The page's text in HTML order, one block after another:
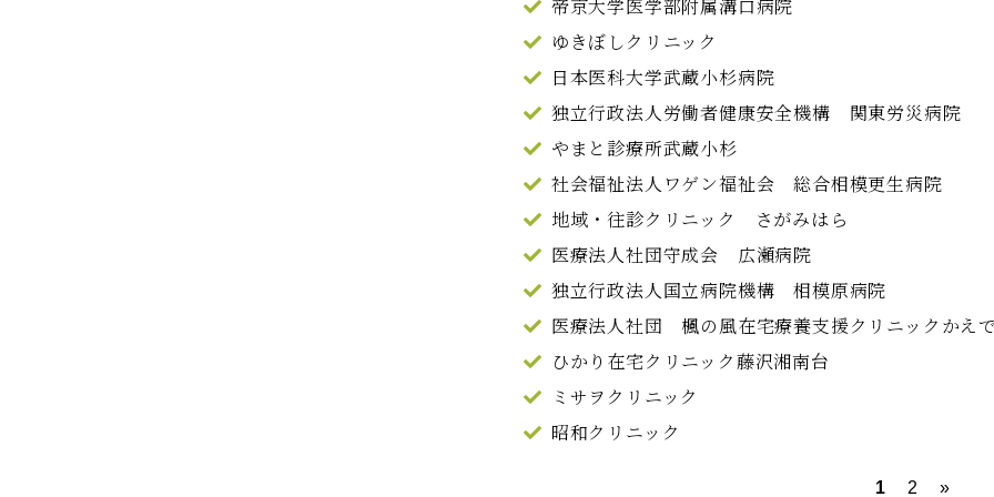
帝京大学医学部附属溝口病院
ゆきぼしクリニック
日本医科大学武蔵小杉病院
独立行政法人労働者健康安全機構 関東労災病院
やまと診療所武蔵小杉
社会福祉法人ワゲン福祉会 総合相模更生病院
地域・往診クリニック さがみはら
医療法人社団守成会 広瀬病院
独立行政法人国立病院機構 相模原病院
医療法人社団 楓の風在宅療養支援クリニックかえ
ひかり在宅クリニック藤沢湘南台
ミサヲクリニック
昭和クリニック
1 2 »